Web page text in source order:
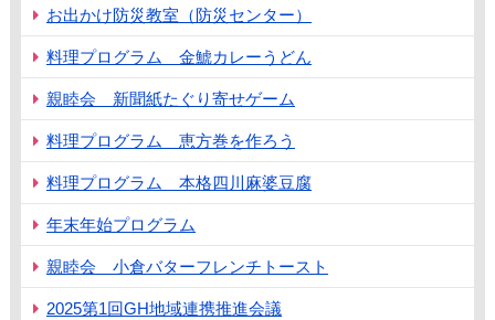
お出かけ防災教室（防災センター）
料理プログラム 金鯱カレーうどん
親睦会 新聞紙たぐり寄せゲーム
料理プログラム 恵方巻を作ろう
料理プログラム 本格四川麻婆豆腐
年末年始プログラム
親睦会 小倉バターフレンチトースト
2025第1回GH地域連携推進会議